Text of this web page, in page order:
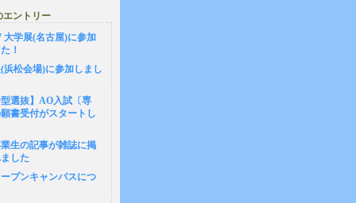
エントリー
大学展(名古屋)に参加
！
浜松会場)に参加しまし
型選抜】AO入試〔専
書受付がスタートし
生の記事が雑誌に掲
した
ープンキャンパスにつ